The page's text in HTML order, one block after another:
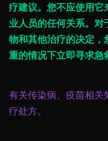
疗建议。您不应使用它
业人员的任何关系。对
物和其他治疗的决定，
重的情况下立即寻求急
有关传染病、疫苗相关
疗处方。